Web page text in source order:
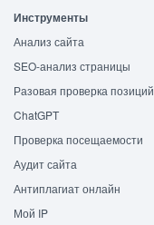
Инструменты
Анализ сайта
SEO-анализ страницы
Разовая проверка позиций
ChatGPT
Проверка посещаемости
Аудит сайта
Антиплагиат онлайн
Мой IP